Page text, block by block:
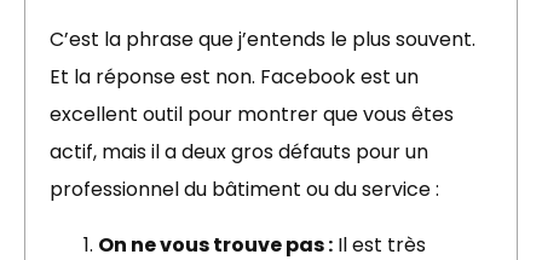
C’est la phrase que j’entends le plus souvent.
Et la réponse est non. Facebook est un
excellent outil pour montrer que vous êtes
actif, mais il a deux gros défauts pour un
professionnel du bâtiment ou du service :
On ne vous trouve pas : Il est très